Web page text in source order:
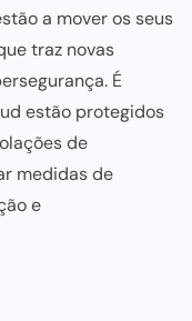
a mover os seus
traz novas
É
estão protegidos
de
medidas de
e